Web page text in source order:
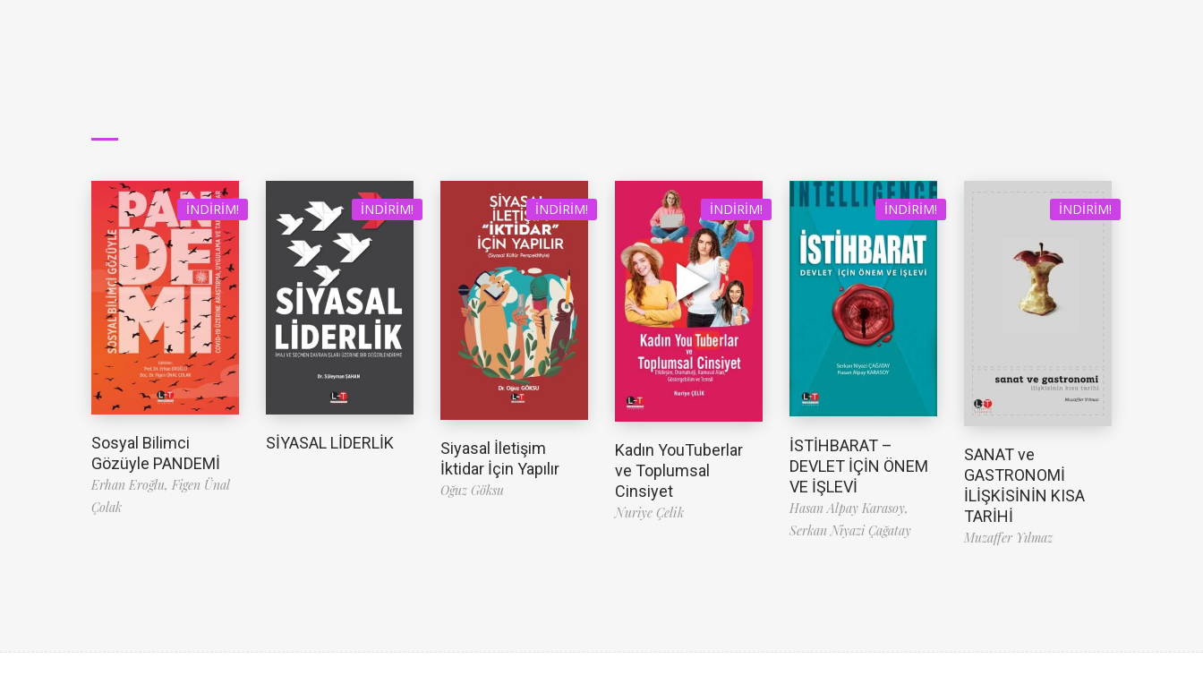
İNDIRIM!
Sosyal Bilimci
Gözüyle PANDEMİ
Erhan Eroğlu, Figen Ünal
Çolak
İNDIRIM!
SİYASAL LİDERLİK
İNDIRIM!
Siyasal İletişim
İktidar İçin Yapılır
Oğuz Göksu
İNDIRIM!
Kadın YouTuberlar
ve Toplumsal
Cinsiyet
Nuriye Çelik
İNDIRIM!
İSTİHBARAT –
DEVLET İÇİN ÖNEM
VE İŞLEVİ
Hasan Alpay Karasoy,
Serkan Niyazi Çağatay
İNDIRIM!
SANAT ve
GASTRONOMİ
İLİŞKİSİNİN KISA
TARİHİ
Muzaffer Yılmaz